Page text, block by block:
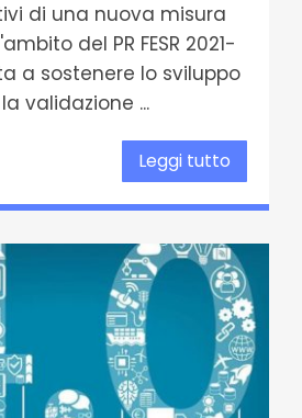
di una nuova misura
del PR FESR 2021-
a sostenere lo sviluppo
validazione ...
Leggi tutto